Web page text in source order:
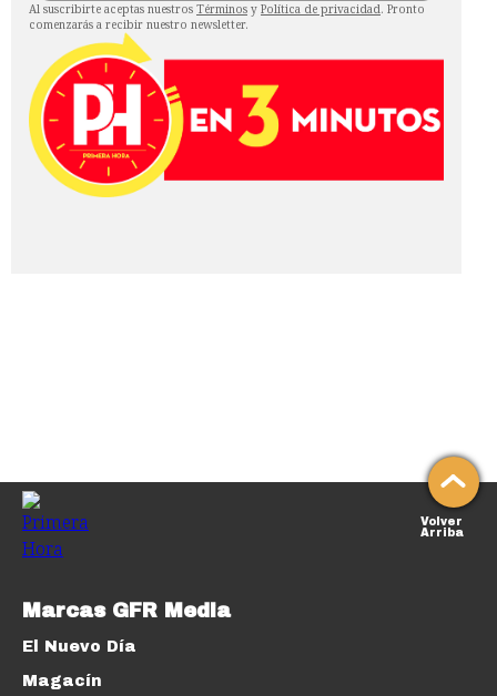
Al suscribirte aceptas nuestros Términos y Política de privacidad. Pronto
comenzarás a recibir nuestro newsletter.
Volver
Arriba
Marcas GFR Media
El Nuevo Día
Magacín